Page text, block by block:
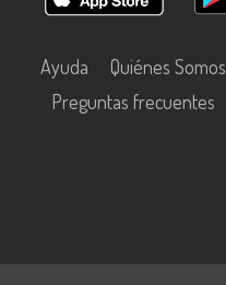
Ayuda Quiénes Somos
Preguntas frecuentes